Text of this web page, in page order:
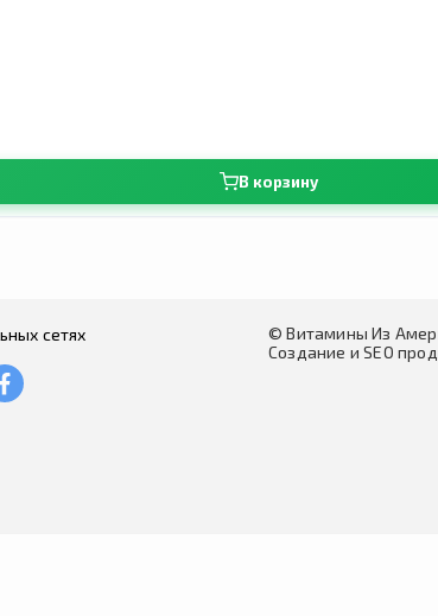
В корзину
сетях
© Витамины Из
Создание и SEO